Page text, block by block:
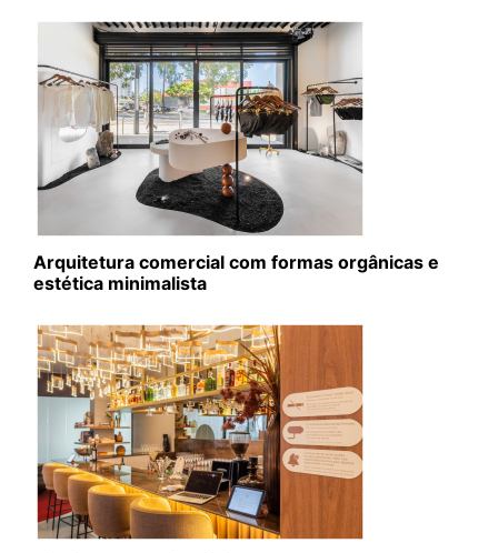
Arquitetura comercial com formas orgânicas e
estética minimalista